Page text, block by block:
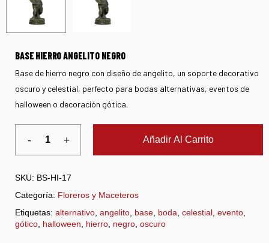
BASE HIERRO ANGELITO NEGRO
Base de hierro negro con diseño de angelito, un soporte decorativo
oscuro y celestial, perfecto para bodas alternativas, eventos de
halloween o decoración gótica.
Añadir Al Carrito
SKU: BS-HI-17
Categoría: Floreros y Maceteros
Etiquetas: alternativo angelito base boda celestial evento
gótico halloween hierro negro oscuro